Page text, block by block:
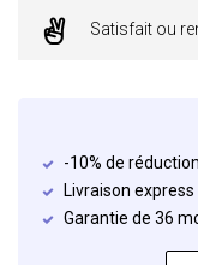
Satisfait ou
-10% de
Livraison
Garantie de 36